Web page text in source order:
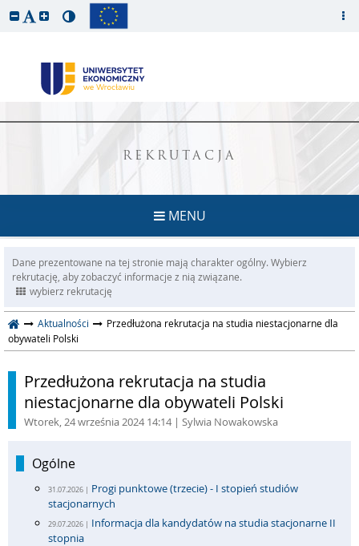
REKRUTACJA
MENU
Dane prezentowane na tej stronie mają charakter ogólny. Wybierz
rekrutację, aby zobaczyć informacje z nią związane.
wybierz rekrutację
Aktualności
Przedłużona rekrutacja na studia niestacjonarne dla
obywateli Polski
Przedłużona rekrutacja na studia
niestacjonarne dla obywateli Polski
Wtorek, 24 września 2024 14:14 | Sylwia Nowakowska
Ogólne
31.07.2026 | Progi punktowe (trzecie) - I stopień studiów
stacjonarnych
29.07.2026 | Informacja dla kandydatów na studia stacjonarne II
stopnia